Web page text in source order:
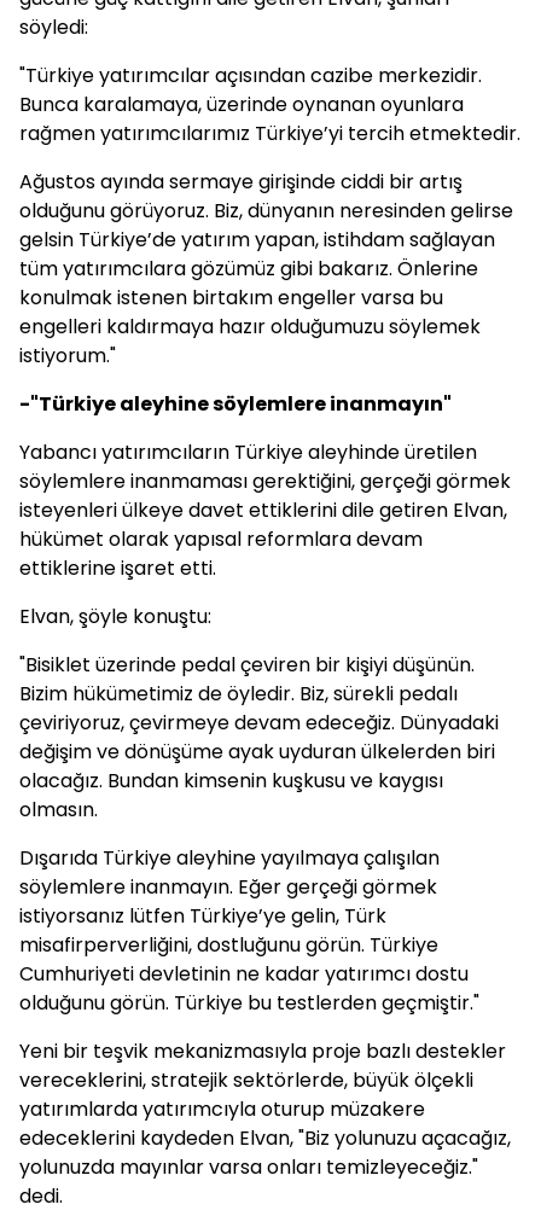
söyledi:
"Türkiye yatırımcılar açısından cazibe merkezidir.
Bunca karalamaya, üzerinde oynanan oyunlara
rağmen yatırımcılarımız Türkiye’yi tercih etmektedir.
Ağustos ayında sermaye girişinde ciddi bir artış
olduğunu görüyoruz. Biz, dünyanın neresinden gelirse
gelsin Türkiye’de yatırım yapan, istihdam sağlayan
tüm yatırımcılara gözümüz gibi bakarız. Önlerine
konulmak istenen birtakım engeller varsa bu
engelleri kaldırmaya hazır olduğumuzu söylemek
istiyorum."
-"Türkiye aleyhine söylemlere inanmayın"
Yabancı yatırımcıların Türkiye aleyhinde üretilen
söylemlere inanmaması gerektiğini, gerçeği görmek
isteyenleri ülkeye davet ettiklerini dile getiren Elvan,
hükümet olarak yapısal reformlara devam
ettiklerine işaret etti.
Elvan, şöyle konuştu:
"Bisiklet üzerinde pedal çeviren bir kişiyi düşünün.
Bizim hükümetimiz de öyledir. Biz, sürekli pedalı
çeviriyoruz, çevirmeye devam edeceğiz. Dünyadaki
değişim ve dönüşüme ayak uyduran ülkelerden biri
olacağız. Bundan kimsenin kuşkusu ve kaygısı
olmasın.
Dışarıda Türkiye aleyhine yayılmaya çalışılan
söylemlere inanmayın. Eğer gerçeği görmek
istiyorsanız lütfen Türkiye’ye gelin, Türk
misafirperverliğini, dostluğunu görün. Türkiye
Cumhuriyeti devletinin ne kadar yatırımcı dostu
olduğunu görün. Türkiye bu testlerden geçmiştir."
Yeni bir teşvik mekanizmasıyla proje bazlı destekler
vereceklerini, stratejik sektörlerde, büyük ölçekli
yatırımlarda yatırımcıyla oturup müzakere
edeceklerini kaydeden Elvan, "Biz yolunuzu açacağız,
yolunuzda mayınlar varsa onları temizleyeceğiz."
dedi.